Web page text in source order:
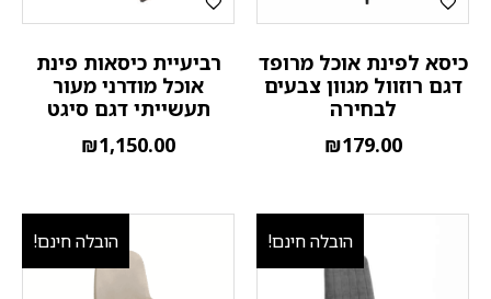
כיסא לפינת אוכל מרופד
דגם רוזוול מגוון צבעים
לבחירה
₪179.00
רביעיית כיסאות פינת
אוכל מודרני מעור
תעשייתי דגם סיגט
₪1,150.00
הובלה חינם! הובלה חינם!